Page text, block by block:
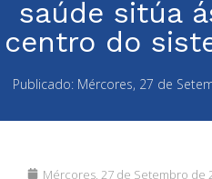
saúde sitúa
centro do
Publicado: Mércores, 27 de
Mércores, 27 de Setembro de